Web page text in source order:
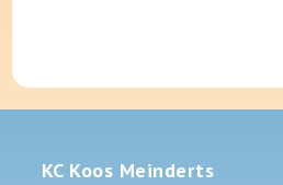
KC Koos Meinderts